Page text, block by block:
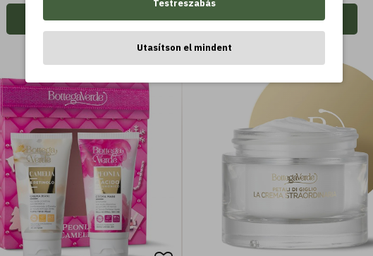
Kosárba Kosárba
Testreszabás
Utasítson el mindent